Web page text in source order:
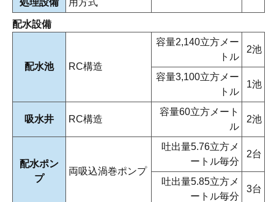
配水設備
配水池 RC構造
容量2,140立方メー
トル
2池
容量3,100立方メー
トル
1池
吸水井 RC構造
容量60立方メート
ル
2池
配水ポン
プ
両吸込渦巻ポンプ
吐出量5.76立方メ
ートル毎分
2台
吐出量5.85立方メ
ートル毎分
3台